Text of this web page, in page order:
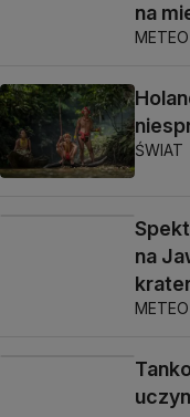
na
METEO
ŚWIAT
na
METEO